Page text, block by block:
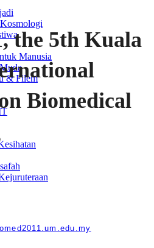
Manusia
& Filem
the 5th Kuala
Biomedical